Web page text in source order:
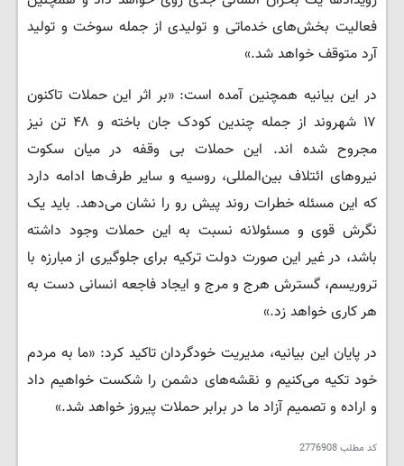
فعالیت بخش‌های خدماتی و تولیدی از جمله سوخت و تولید
آرد متوقف خواهد شد.»
در این بیانیه همچنین آمده است: «بر اثر این حملات تاکنون
۱۷ شهروند از جمله چندین کودک جان باخته و ۴۸ تن نیز
مجروح شده اند. این حملات بی وقفه در میان سکوت
نیروهای ائتلاف بین‌المللی، روسیه و سایر طرف‌ها ادامه دارد
که این مسئله خطرات روند پیش رو را نشان می‌دهد. باید یک
نگرش قوی و مسئولانه نسبت به این حملات وجود داشته
باشد، در غیر این صورت دولت ترکیه برای جلوگیری از مبارزه با
تروریسم، گسترش هرج و مرج و ایجاد فاجعه انسانی دست به
هر کاری خواهد زد.»
در پایان این بیانیه، مدیریت خودگردان تاکید کرد: «ما به مردم
خود تکیه می‌کنیم و نقشه‌های دشمن را شکست خواهیم داد
و اراده و تصمیم آزاد ما در برابر حملات پیروز خواهد شد.»
کد مطلب2776908